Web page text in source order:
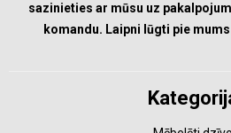
sazinieties ar mūsu uz
komandu. Laipni lūgti pie